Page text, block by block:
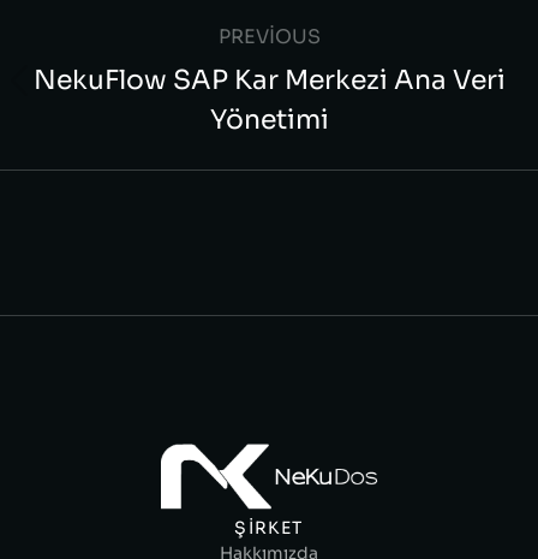
PREVIOUS
NekuFlow SAP Kar Merkezi Ana Veri
Yönetimi
ŞIRKET
Hakkımızda